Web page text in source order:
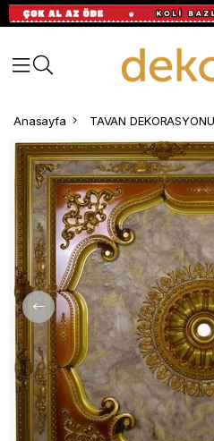
Anasayfa TAVAN DEKORASYONU